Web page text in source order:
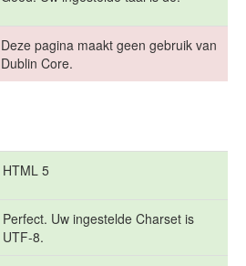
Deze pagina maakt geen gebruik van
Dublin Core.
HTML 5
Perfect. Uw ingestelde Charset is
UTF-8.